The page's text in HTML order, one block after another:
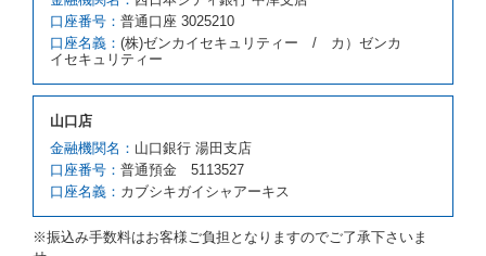
４項の予約の取消しとして取り扱い、当社は受領済の
予約申込金を返還するものとします。
第３項の場合、第１項の貸渡しをすることができない
第５項の予約の取消しとして取り扱い、当社は受領済
の予約申込金を返還するものとします。
第６条（免責）
当社及び借受人は、予約が取り消され、又は貸渡契約
が締結されなかったことについて、第４条及び第５条
に定める場合を除き、相互に何らの請求をしないもの
とします。
口座番号： 普通口座 3025210
口座名義： (株)ゼンカイセキュリティー / カ）ゼンカ
イセキュリティー
山口店
金融機関名： 山口銀行 湯田支店
口座番号： 普通預金 5113527
口座名義： カブシキガイシャアーキス
※振込み手数料はお客様ご負担となりますのでご了承下さいま